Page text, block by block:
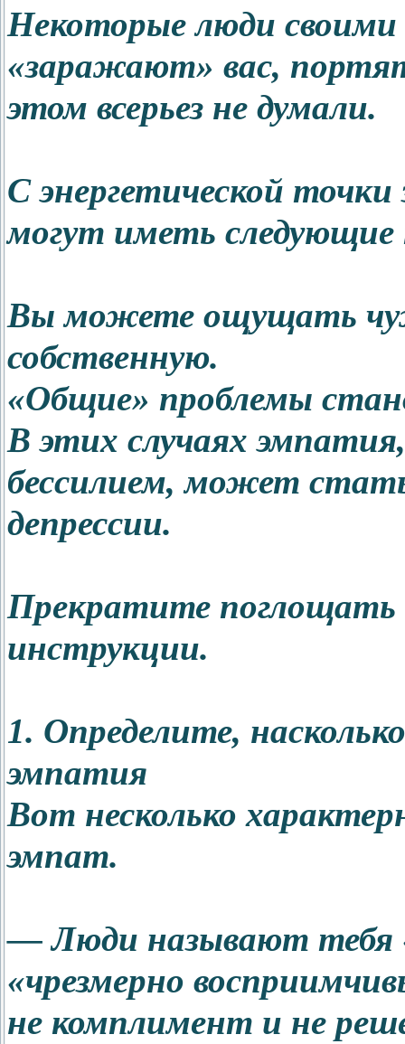
Некоторые люди
«заражают» вас,
этом всерьез не думали.
С энергетической
могут иметь
Вы можете ощущать
собственную.
«Общие» проблемы
В этих случаях
бессилием, может
депрессии.
Прекратите
инструкции.
1. Определите,
эмпатия
Вот несколько
эмпат.
— Люди называют тебя
«чрезмерно
не комплимент и не